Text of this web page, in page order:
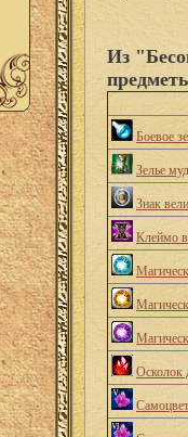
Из
Боевое
Зелье
Знак
Клеймо
Осколок